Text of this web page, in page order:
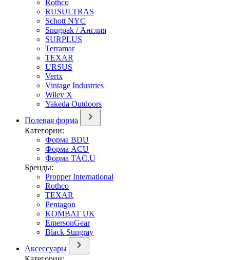
Rothco
RUSULTRAS
Schott NYC
Snugpak / Англия
SURPLUS
Terramar
TEXAR
URSUS
Vertx
Vintage Industries
Wiley X
Yakeda Outdoors
Полевая форма
Категории:
Форма BDU
Форма ACU
Форма TAC.U
Бренды:
Propper International
Rothco
TEXAR
Pentagon
KOMBAT UK
EmersonGear
Black Stingray
Аксессуары